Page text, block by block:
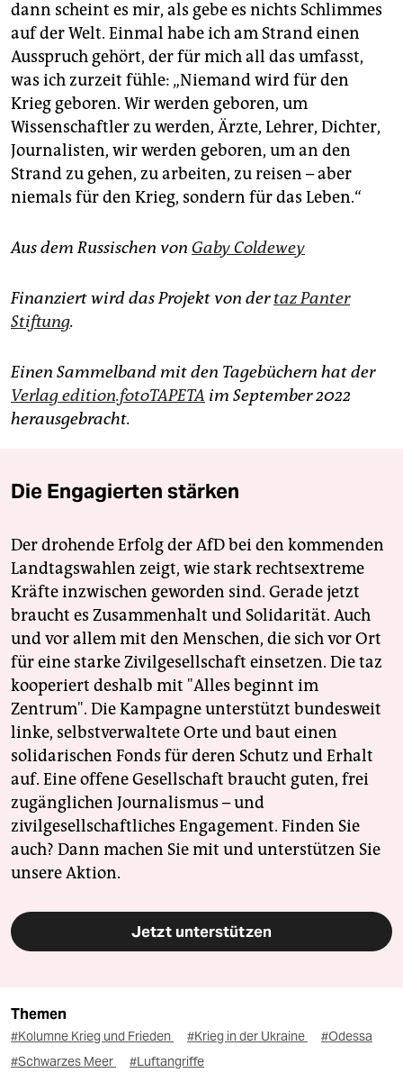
dann scheint es mir, als gebe es nichts Schlimmes
auf der Welt. Einmal habe ich am Strand einen
Ausspruch gehört, der für mich all das umfasst,
was ich zurzeit fühle: „Niemand wird für den
Krieg geboren. Wir werden geboren, um
Wissenschaftler zu werden, Ärzte, Lehrer, Dichter,
Journalisten, wir werden geboren, um an den
Strand zu gehen, zu arbeiten, zu reisen – aber
niemals für den Krieg, sondern für das Leben.“
Aus dem Russischen von Gaby Coldewey
Finanziert wird das Projekt von dertaz Panter
Stiftung.
­Einen Sammelband mit den Tagebüchern hat der
Verlag edition.fotoTAPETA im September 2022
herausgebracht.
Die Engagierten stärken
Der drohende Erfolg der AfD bei den kommenden
Landtagswahlen zeigt, wie stark rechtsextreme
Kräfte inzwischen geworden sind. Gerade jetzt
braucht es Zusammenhalt und Solidarität. Auch
und vor allem mit den Menschen, die sich vor Ort
für eine starke Zivilgesellschaft einsetzen. Die taz
kooperiert deshalb mit "Alles beginnt im
Zentrum". Die Kampagne unterstützt bundesweit
linke, selbstverwaltete Orte und baut einen
solidarischen Fonds für deren Schutz und Erhalt
auf. Eine offene Gesellschaft braucht guten, frei
zugänglichen Journalismus – und
zivilgesellschaftliches Engagement. Finden Sie
auch? Dann machen Sie mit und unterstützen Sie
unsere Aktion.
Jetzt unterstützen
Themen
#Kolumne Krieg und Frieden #Krieg in der Ukraine
#Odessa
#Schwarzes Meer
#Luftangriffe